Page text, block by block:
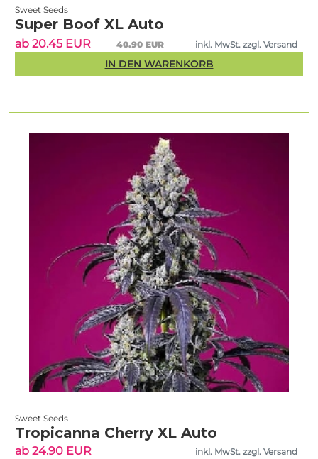
Sweet Seeds
Tropicanna Cherry XL Auto
ab 24.90 EUR inkl. MwSt. zzgl. Versand
Sweet Seeds
Super Boof XL Auto
ab 20.45 EUR 40.90 EUR inkl. MwSt. zzgl. Versand
IN DEN WARENKORB